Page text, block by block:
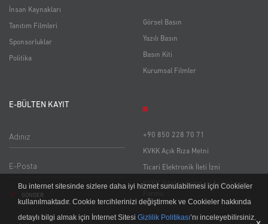
İnsan Kaynakları
Tanıtım Filmleri
Sponsorluklar
Politika
Görsel Basın
Yazılı Basın
Basın Kiti
Kurumsal Filmler
E-BÜLTEN KAYIT
Adınız
GÖNDER
+90 850 228 70 71
KVKK Açık Rıza Metni
Ticari Elektronik İleti İzni
KVKK Bilgilendirme ve Aydınlatma
Bu internet sitesinde sizlere daha iyi hizmet sunulabilmesi için Cookieler
kullanılmaktadır. Cookie tercihlerinizi değiştirmek ve Cookieler hakkında
detaylı bilgi almak için İnternet Sitesi Gizlilik Politikası’nı inceleyebilirsiniz.